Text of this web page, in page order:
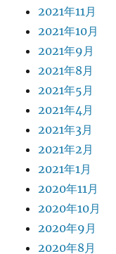
2021年11月
2021年10月
2021年9月
2021年8月
2021年5月
2021年4月
2021年3月
2021年2月
2021年1月
2020年11月
2020年10月
2020年9月
2020年8月